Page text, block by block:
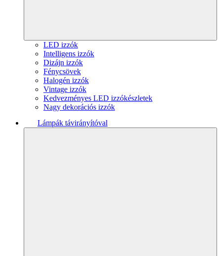
LED izzók
Intelligens izzók
Dizájn izzók
Fénycsövek
Halogén izzók
Vintage izzók
Kedvezményes LED izzókészletek
Nagy dekorációs izzók
Lámpák távirányítóval